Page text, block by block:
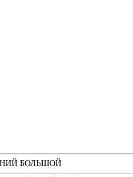
БОЛЬШОЙ